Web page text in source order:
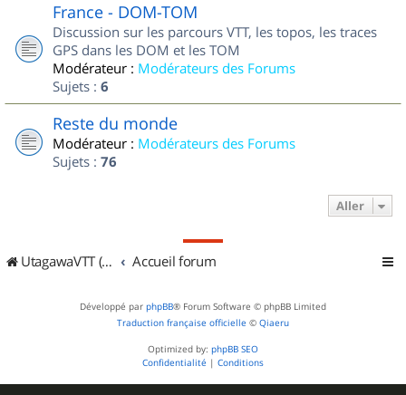
France - DOM-TOM
Discussion sur les parcours VTT, les topos, les traces
GPS dans les DOM et les TOM
Modérateur : Modérateurs des Forums
Sujets : 6
Reste du monde
Modérateur : Modérateurs des Forums
Sujets : 76
Aller
UtagawaVTT (Randos VTT et VTTAE avec traces GPS) Accueil forum
Développé par phpBB® Forum Software © phpBB Limited
Traduction française officielle © Qiaeru
Optimized by: phpBB SEO
Confidentialité | Conditions